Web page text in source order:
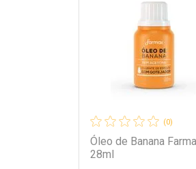
(0)
Óleo de Banana
28ml